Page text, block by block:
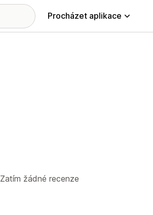
Procházet aplikace
Zatím žádné recenze